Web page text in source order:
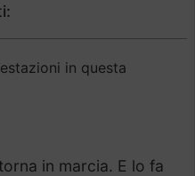
in questa
in marcia. E lo fa